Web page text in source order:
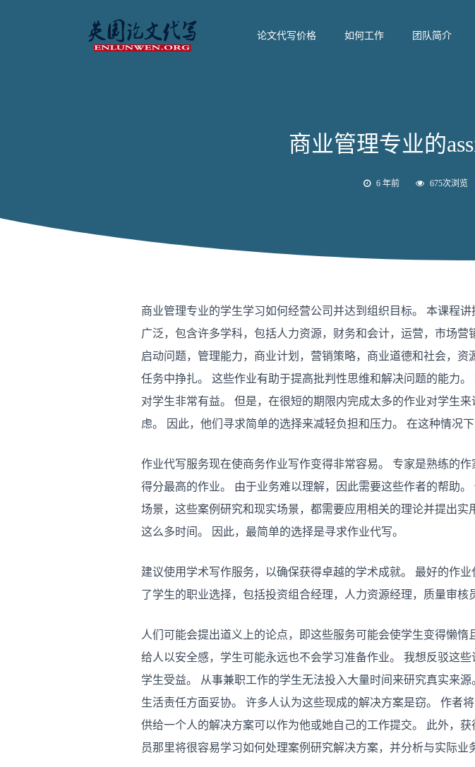
论文代写价格 如何工作 团队简介
商业管理专业的
6 年前 675次浏览
商业管理专业的学生学习如何经营公司并达到组织目标。 本课程
广泛，包含许多学科，包括人力资源，财务和会计，运营，市场
启动问题，管理能力，商业计划，营销策略，商业道德和社会，
任务中挣扎。 这些作业有助于提高批判性思维和解决问题的能力
对学生非常有益。 但是，在很短的期限内完成太多的作业对学生
虑。 因此，他们寻求简单的选择来减轻负担和压力。 在这种情况
作业代写服务现在使商务作业写作变得非常容易。 专家是熟练的
得分最高的作业。 由于业务难以理解，因此需要这些作者的帮助
场景，这些案例研究和现实场景，都需要应用相关的理论并提出
这么多时间。 因此，最简单的选择是寻求作业代写。
建议使用学术写作服务，以确保获得卓越的学术成就。 最好的作
了学生的职业选择，包括投资组合经理，人力资源经理，质量审核
人们可能会提出道义上的论点，即这些服务可能会使学生变得懒
给人以安全感，学生可能永远也不会学习准备作业。 我想反驳这
学生受益。 从事兼职工作的学生无法投入大量时间来研究真实来
生活责任方面妥协。 许多人认为这些现成的解决方案是窃。 作者
供给一个人的解决方案可以作为他或她自己的工作提交。 此外，
员那里将很容易学习如何处理案例研究解决方案，并分析与实际业